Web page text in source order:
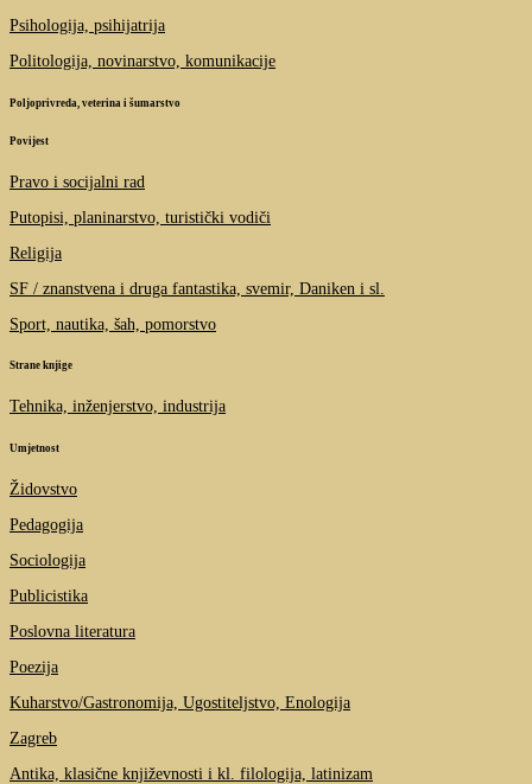
Psihologija, psihijatrija
Politologija, novinarstvo, komunikacije
Poljoprivreda, veterina i šumarstvo
Povijest
Pravo i socijalni rad
Putopisi, planinarstvo, turistički vodiči
Religija
SF / znanstvena i druga fantastika, svemir, Daniken i sl.
Sport, nautika, šah, pomorstvo
Strane knjige
Tehnika, inženjerstvo, industrija
Umjetnost
Židovstvo
Pedagogija
Sociologija
Publicistika
Poslovna literatura
Poezija
Kuharstvo/Gastronomija, Ugostiteljstvo, Enologija
Zagreb
Antika, klasične književnosti i kl. filologija, latinizam